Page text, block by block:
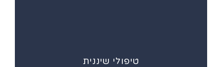
טיפולי שיננית